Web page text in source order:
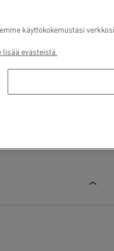
käyttökokemustasi
lisää evästeistä.